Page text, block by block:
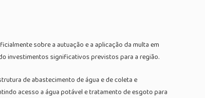
sobre a autuação e a aplicação da multa em
investimentos significativos previstos para a região.
de abastecimento de água e de coleta e
acesso a água potável e tratamento de esgoto para